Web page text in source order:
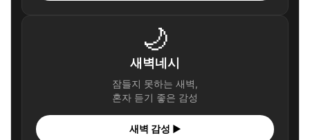
🌙
새벽네시
잠들지 못하는 새벽,
혼자 듣기 좋은 감성
새벽 감성 ▶